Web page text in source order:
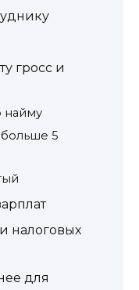
гросс и
найму
5
налоговых
для